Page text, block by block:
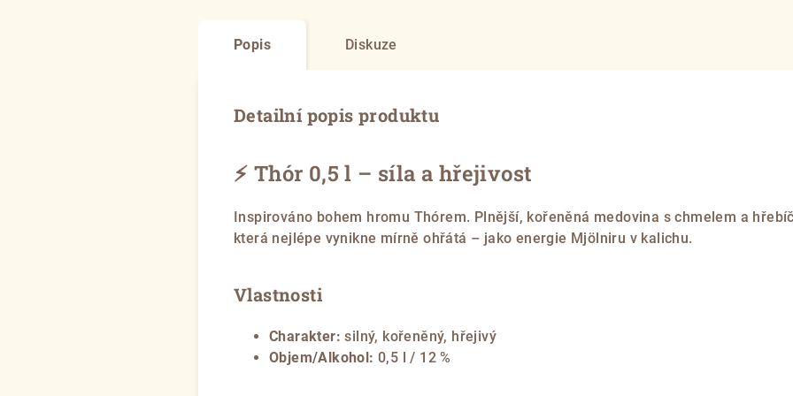
Popis Diskuze
Detailní popis produktu
⚡ Thór 0,5 l – síla a hřejivost
Inspirováno bohem hromu Thórem. Plnější, kořeněná medovina s chmelem a
která nejlépe vynikne mírně ohřátá – jako energie Mjölniru v kalichu.
Vlastnosti
Charakter: silný, kořeněný, hřejivý
Objem/Alkohol: 0,5 l / 12 %